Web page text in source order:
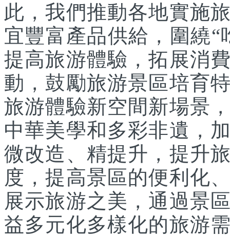
此，我們推動各地實施
宜豐富產品供給，圍繞
提高旅游體驗，拓展消
動，鼓勵旅游景區培育
旅游體驗新空間新場景
中華美學和多彩非遺，
微改造、精提升，提升
度，提高景區的便利化
展示旅游之美，通過景
益多元化多樣化的旅游